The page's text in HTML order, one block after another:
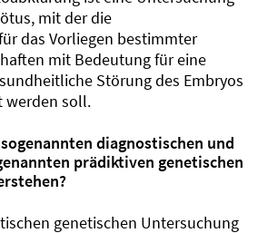
mit der die
das Vorliegen bestimmter
mit Bedeutung für eine
Störung des Embryos
werden soll.
diagnostischen und
prädiktiven genetischen
genetischen Untersuchung